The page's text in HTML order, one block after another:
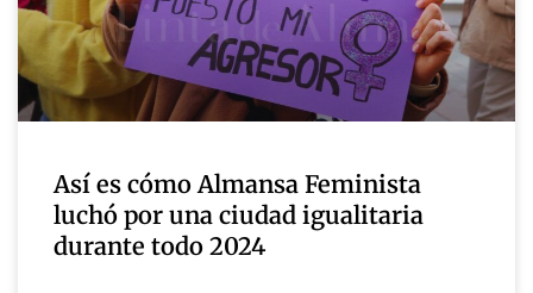
Así es cómo Almansa Feminista
luchó por una ciudad igualitaria
durante todo 2024